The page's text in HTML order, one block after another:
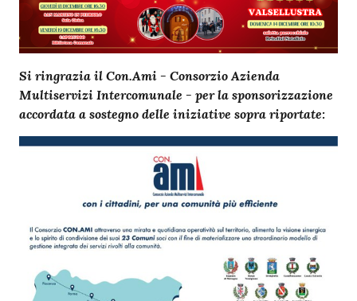
Si ringrazia il Con.Ami - Consorzio Azienda
Multiservizi Intercomunale - per la sponsorizzazione
accordata a sostegno delle iniziative sopra riportate: